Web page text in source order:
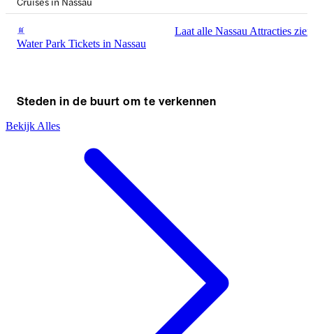
Water Park Tickets in Nassau
Laat alle Nassau Attracties zien
Steden in de buurt om te verkennen
Bekijk Alles